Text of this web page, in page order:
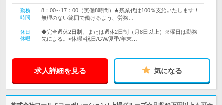
勤務
時間
8：00～17：00（実働8時間）★残業代は100％支給いたします！
無理のない範囲で働けるよう、労務…
休日
休暇
◆完全週休2日制、または週休2日制（月8日以上）※曜日は勤務
先による。<休暇>祝日/GW/夏季/年末…
求人詳細を見る 気になる